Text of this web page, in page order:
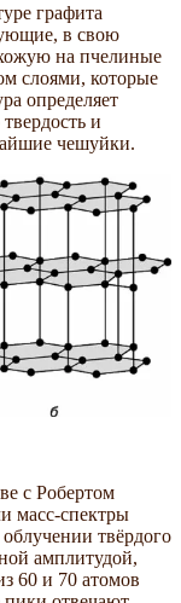
графита
в свою
на пчелиные
слоями, которые
определяет
и
чешуйки.
с Робертом
масс-спектры
твёрдого
амплитудой,
60 и 70 атомов